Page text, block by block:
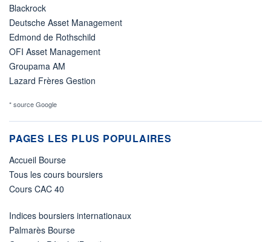
Blackrock
Deutsche Asset Management
Edmond de Rothschild
OFI Asset Management
Groupama AM
Lazard Frères Gestion
* source Google
PAGES LES PLUS POPULAIRES
Accueil Bourse
Tous les cours boursiers
Cours CAC 40
Indices boursiers internationaux
Palmarès Bourse